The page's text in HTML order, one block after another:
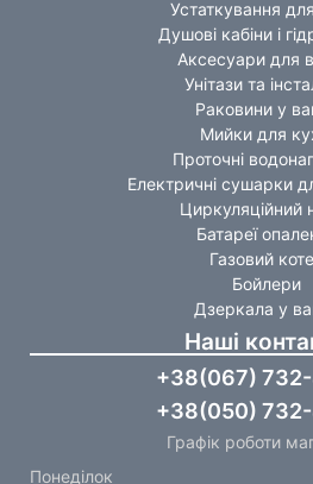
Устаткування
Душові кабіни і
Аксесуари для
Унітази та
Раковини у
Мийки для
Проточні
Електричні сушарки
Циркуляційний
Батареї
Газовий
Бойлери
Дзеркала у
Наші
+38(067)
+38(050)
Графік роботи
Понеділок